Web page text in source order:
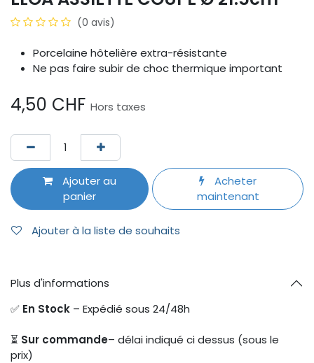
(0 avis)
Porcelaine hôtelière extra-résistante
Ne pas faire subir de choc thermique important
4,50 CHF Hors taxes
Ajouter au
panier
Acheter
maintenant
Ajouter à la liste de souhaits
Plus d'informations
✅ En Stock – Expédié sous 24/48h
⏳ Sur commande– délai indiqué ci dessus (sous le
prix)